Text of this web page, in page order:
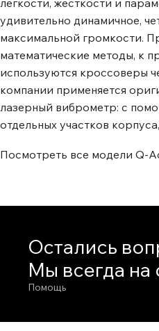
легкости, жесткости и
удивительно динамичное,
максимальной громкости.
математические методы, к
используются кроссоверы
компании применяется
лазерный виброметр: с
отдельных участков
Посмотреть все модели Q-
Остались
Мы всегда на
Помощь